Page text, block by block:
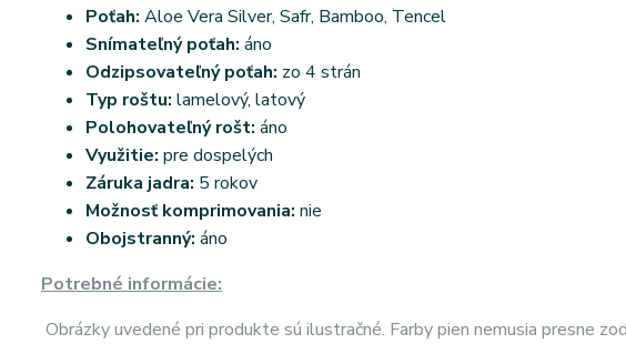
Poťah: Aloe Vera Silver, Safr, Bamboo, Tencel
Snímateľný poťah: áno
Odzipsovateľný poťah: zo 4 strán
Typ roštu: lamelový, latový
Polohovateľný rošt: áno
Využitie: pre dospelých
Záruka jadra: 5 rokov
Možnosť komprimovania: nie
Obojstranný: áno
Potrebné informácie:
Obrázky uvedené pri produkte sú ilustračné. Farby pien nemusia presne